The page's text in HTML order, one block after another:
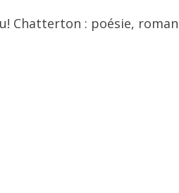
Chatterton : poésie,